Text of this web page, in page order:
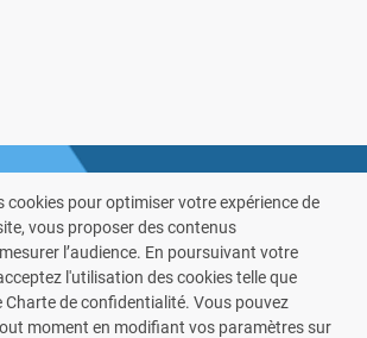
PHARMACIEN ?
cookies pour optimiser votre expérience de
vous proposer des contenus
l’audience. En poursuivant votre
l'utilisation des cookies telle que
Charte de confidentialité. Vous pouvez
moment en modifiant vos paramètres sur